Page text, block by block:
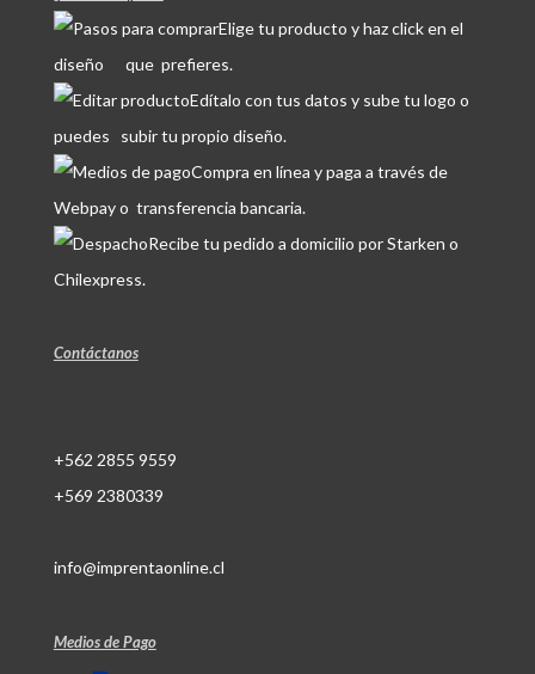
Elige tu producto y haz click en el
diseño que prefieres.
Edítalo con tus datos y sube tu logo o
puedes subir tu propio diseño.
Compra en línea y paga a través de
Webpay o transferencia bancaria.
Recibe tu pedido a domicilio por Starken o
Chilexpress.
Contáctanos
+562 2855 9559
+569 2380339
info@imprentaonline.cl
Medios de Pago